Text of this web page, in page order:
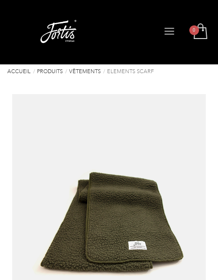
ACCUEIL PRODUITS VÊTEMENTS ELEMENTS SCARF